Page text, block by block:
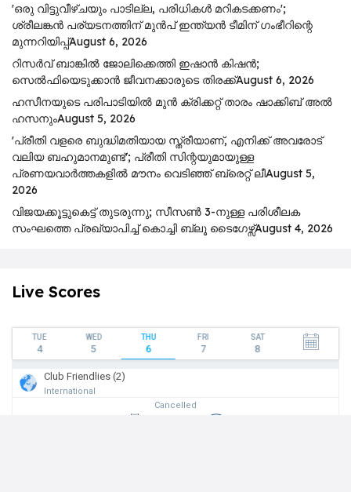
'ഒരു വിട്ടുവീഴ്ചയും പാടില്ല, പരിധികൾ മറികടക്കണം';
ശ്രീലങ്കൻ പര്യടനത്തിന് മുൻപ് ഇന്ത്യൻ ടീമിന് ഗംഭീറിന്റെ
മുന്നറിയിപ്പ്August 6, 2026
റിസര്‍വ് ബാങ്കിൽ ജോലിക്കെത്തി ഇഷാന്‍ കിഷന്‍;
സെൽഫിയെടുക്കാൻ ജീവനക്കാരുടെ തിരക്ക്August 6, 2026
ഹസീനയുടെ പരിപാടിയിൽ മുൻ ക്രിക്കറ്റ് താരം ഷാക്കിബ് അൽ
ഹസനുംAugust 5, 2026
'പ്രീതി വളരെ ബുദ്ധിമതിയായ സ്ത്രീയാണ്, എനിക്ക് അവരോട്
വലിയ ബഹുമാനമുണ്ട്'; പ്രീതി സിന്റയുമായുള്ള
പ്രണയവാർത്തകളിൽ മൗനം വെടിഞ്ഞ് ബ്രെറ്റ് ലീAugust 5,
2026
വിജയക്കൂട്ടുകെട്ട് തുടരുന്നു; സീസൺ 3-നുള്ള പരിശീലക
സംഘത്തെ പ്രഖ്യാപിച്ച് കൊച്ചി ബ്ലൂ ടൈഗേഴ്സ്August 4, 2026
Live Scores
TUE
4
WED
5
THU
6
FRI
7
SAT
8
Club Friendlies (2)
International
Cancelled